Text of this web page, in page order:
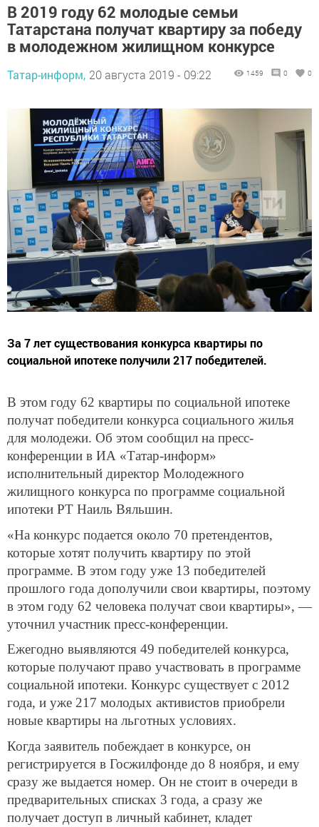
В 2019 году 62 молодые семьи
Татарстана получат квартиру за победу
в молодежном жилищном конкурсе
Татар-информ, 20 августа 2019 - 09:22 1459 0 0
За 7 лет существования конкурса квартиры по
социальной ипотеке получили 217 победителей.
В этом году 62 квартиры по социальной ипотеке
получат победители конкурса социального жилья
для молодежи. Об этом сообщил на пресс-
конференции в ИА «Татар-информ»
исполнительный директор Молодежного
жилищного конкурса по программе социальной
ипотеки РТ Наиль Вяльшин.
«На конкурс подается около 70 претендентов,
которые хотят получить квартиру по этой
программе. В этом году уже 13 победителей
прошлого года дополучили свои квартиры, поэтому
в этом году 62 человека получат свои квартиры», —
уточнил участник пресс-конференции.
Ежегодно выявляются 49 победителей конкурса,
которые получают право участвовать в программе
социальной ипотеки. Конкурс существует с 2012
года, и уже 217 молодых активистов приобрели
новые квартиры на льготных условиях.
Когда заявитель побеждает в конкурсе, он
регистрируется в Госжилфонде до 8 ноября, и ему
сразу же выдается номер. Он не стоит в очереди в
предварительных списках 3 года, а сразу же
получает доступ в личный кабинет, кладет